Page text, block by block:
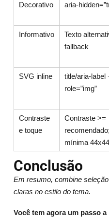
Decorativo aria-
Informativo
Texto
fallback
SVG inline
title/aria-label
role=”img”
Contraste
e toque
Contraste >=
mínima
Conclusão
Em resumo, combine
claras no estilo do tema.
Você tem agora um passo